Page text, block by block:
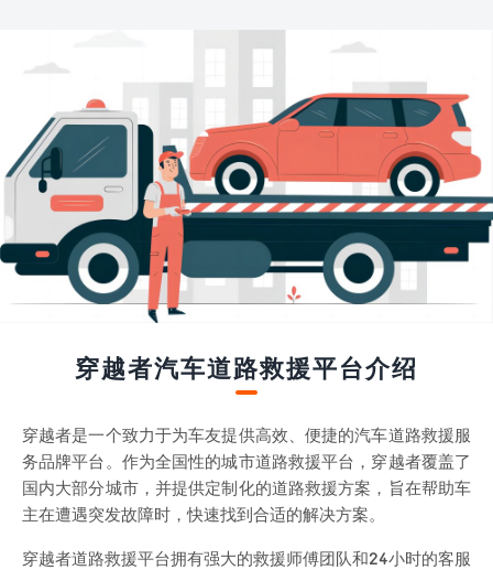
穿越者汽车道路救援平台介绍
穿越者是一个致力于为车友提供高效、便捷的汽车道路救援服
务品牌平台。作为全国性的城市道路救援平台，穿越者覆盖了
国内大部分城市，并提供定制化的道路救援方案，旨在帮助车
主在遭遇突发故障时，快速找到合适的解决方案。
穿越者道路救援平台拥有强大的救援师傅团队和24小时的客服